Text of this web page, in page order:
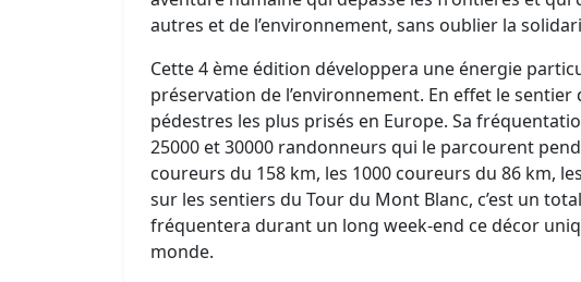
autres et de l’environnement, sans oublier la
Cette 4 ème édition développera une énergie
préservation de l’environnement. En effet le sentier
pédestres les plus prisés en Europe. Sa
25000 et 30000 randonneurs qui le parcourent
coureurs du 158 km, les 1000 coureurs du 86 km,
sur les sentiers du Tour du Mont Blanc, c’est un
fréquentera durant un long week-end ce décor
monde.